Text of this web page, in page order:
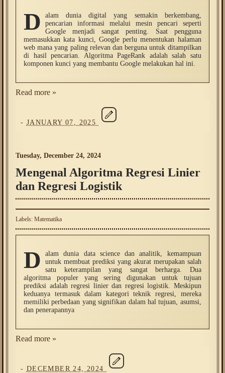
D
alam dunia digital yang semakin berkembang,
pencarian informasi melalui mesin pencari seperti
Google menjadi sangat penting. Saat pengguna
memasukkan kata kunci, Google perlu menentukan halaman
web mana yang paling relevan dan berguna untuk ditampilkan
di hasil pencarian. Algoritma PageRank adalah salah satu
komponen kunci yang membantu Google melakukan hal ini.
Read more »
- JANUARY 07, 2025
Tuesday, December 24, 2024
Mengenal Algoritma Regresi Linier
dan Regresi Logistik
Labels: Matematika
D
alam dunia data science dan analitik, kemampuan
untuk membuat prediksi yang akurat merupakan salah
satu keterampilan yang sangat berharga. Dua
algoritma populer yang sering digunakan untuk tujuan
prediksi adalah regresi linier dan regresi logistik. Meskipun
keduanya termasuk dalam kategori teknik regresi, mereka
memiliki perbedaan yang signifikan dalam hal tujuan, asumsi,
dan penerapannya
Read more »
- DECEMBER 24, 2024